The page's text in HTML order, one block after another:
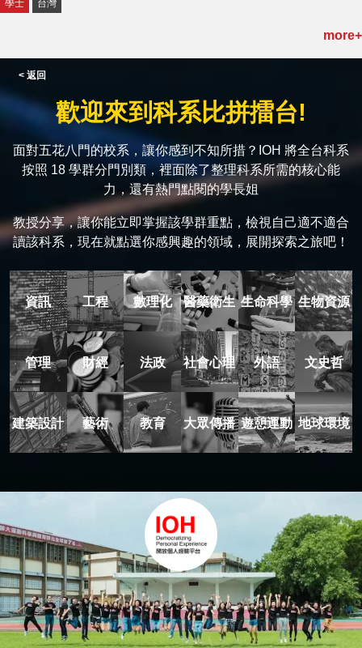
學士 台灣
more+
< 返回
歡迎來到科系比拼擂台!
面對五花八門的校系，讓你感到不知所措？IOH 將全台科系
按照 18 學群分門別類，裡面除了整理科系所需的核心能
力，還有熱門點閱的學長姐
教授分享，讓你能立即掌握該學群重點，檢視自己適不適合
讀該科系，現在就點選你感興趣的領域，展開探索之旅吧！
資訊 工程 數理化 醫藥衛生 生命科學 生物資源
管理 財經 法政 社會心理 外語 文史哲
建築設計 藝術 教育 大眾傳播 遊憩運動 地球環境